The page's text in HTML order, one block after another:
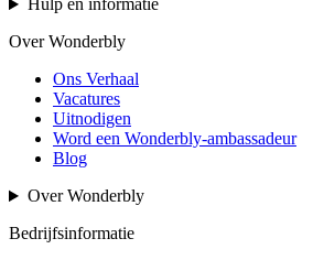
Hulp en informatie
Over Wonderbly
Ons Verhaal
Vacatures
Uitnodigen
Word een Wonderbly-ambassadeur
Blog
Over Wonderbly
Bedrijfsinformatie